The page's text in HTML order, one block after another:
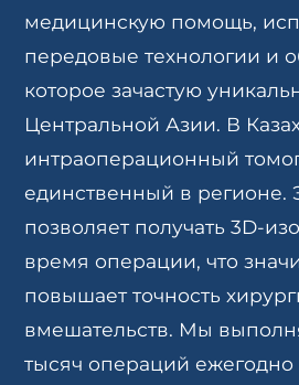
медицинскую помощь,
передовые технологии и
которое зачастую
Центральной Азии. В
интраоперационный
единственный в регионе.
позволяет получать 3D-
время операции, что
повышает точность
вмешательств. Мы
тысяч операций ежегодно